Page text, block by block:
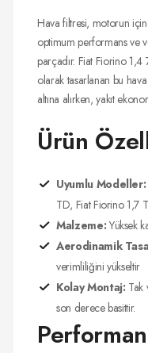
Hava filtresi, motorun
optimum performans ve
parçadır. Fiat Fiorino
olarak tasarlanan bu
altına alırken, yakıt
Ürün
Uyumlu Modeller:
TD, Fiat Fiorino 1,7
Malzeme:Yüksek
Aerodinamik
verimliliğini yükseltir
Kolay Montaj: Tak
son derece basittir.